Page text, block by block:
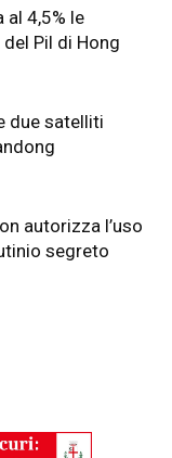
al 4,5% le
Pil di Hong
due satelliti
autorizza l’uso
segreto